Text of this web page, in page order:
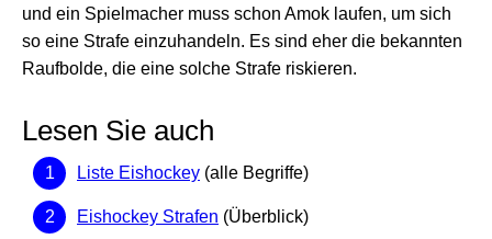
und ein Spielmacher muss schon Amok laufen, um sich
so eine Strafe einzuhandeln. Es sind eher die bekannten
Raufbolde, die eine solche Strafe riskieren.
Lesen Sie auch
Liste Eishockey (alle Begriffe)
Eishockey Strafen (Überblick)